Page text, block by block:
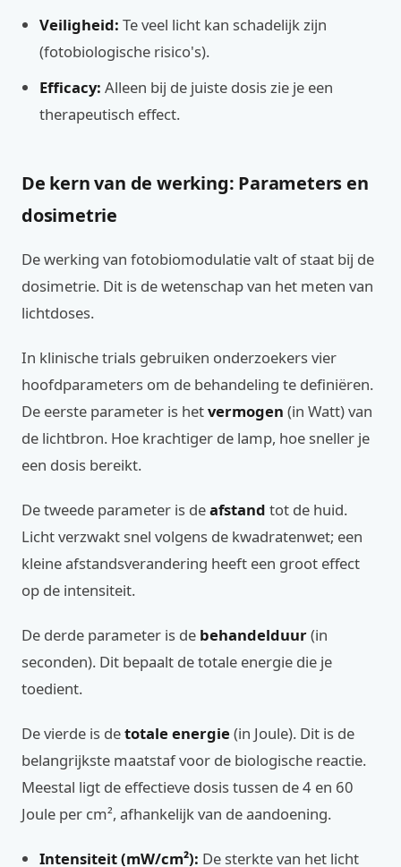
Veiligheid: Te veel licht kan schadelijk zijn
(fotobiologische risico's).
Efficacy: Alleen bij de juiste dosis zie je een
therapeutisch effect.
De kern van de werking: Parameters en
dosimetrie
De werking van fotobiomodulatie valt of staat bij de
dosimetrie. Dit is de wetenschap van het meten van
lichtdoses.
In klinische trials gebruiken onderzoekers vier
hoofdparameters om de behandeling te definiëren.
De eerste parameter is hetvermogen (in Watt) van
de lichtbron. Hoe krachtiger de lamp, hoe sneller je
een dosis bereikt.
De tweede parameter is deafstand tot de huid.
Licht verzwakt snel volgens de kwadratenwet; een
kleine afstandsverandering heeft een groot effect
op de intensiteit.
De derde parameter is de behandelduur(in
seconden). Dit bepaalt de totale energie die je
toedient.
De vierde is detotale energie(in Joule). Dit is de
belangrijkste maatstaf voor de biologische reactie.
Meestal ligt de effectieve dosis tussen de 4 en 60
Joule per cm², afhankelijk van de aandoening.
Intensiteit (mW/cm²): De sterkte van het licht